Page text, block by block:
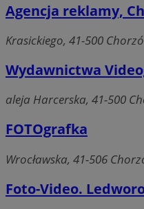
Agencja reklamy,
Krasickiego, 41-500
Wydawnictwa
aleja Harcerska, 41-500
FOTOgrafka
Wrocławska, 41-506
Foto-Video.